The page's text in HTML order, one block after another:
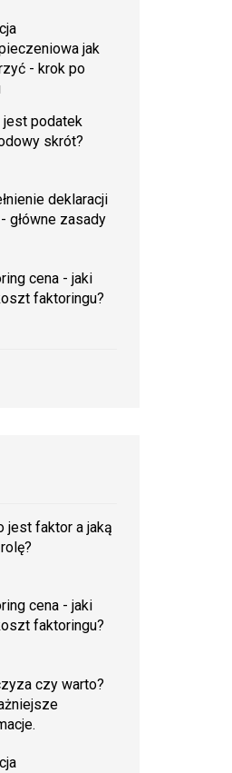
jak
- krok po
jest podatek
skrót?
deklaracji
główne zasady
cena - jaki
faktoringu?
jest faktor a jaką
cena - jaki
faktoringu?
czy warto?